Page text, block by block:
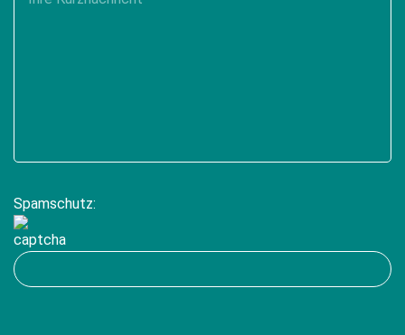
Spamschutz: